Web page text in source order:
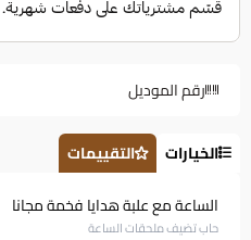
رقم الموديل
الخيارات
التقييمات
الساعة مع علبة هدايا فخمة مجانا
حاب تضيف ملحقات الساعة